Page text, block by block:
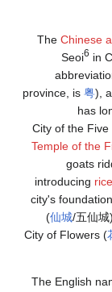
The
City of
city's
(仙城
City of
The